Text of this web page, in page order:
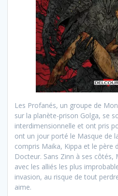
Les Profanés, un groupe de
sur la planète-prison Golga, se
interdimensionnelle et ont pris
ont un jour porté le Masque de
compris Maika, Kippa et le père
Docteur. Sans Zinn à ses côtés,
avec les alliés les plus
invasion, au risque de tout
aime.